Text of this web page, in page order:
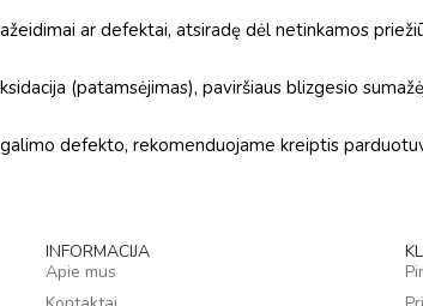
ar defektai, atsiradę dėl netinkamos
(patamsėjimas), paviršiaus blizgesio
defekto, rekomenduojame kreiptis
INFORMACIJA
Apie mus